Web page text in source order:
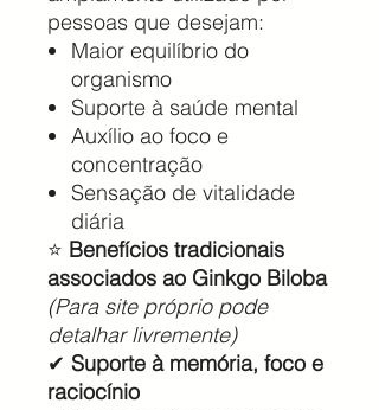
pessoas que desejam:
Maior equilíbrio do
organismo
Suporte à saúde mental
Auxílio ao foco e
concentração
Sensação de vitalidade
diária
⭐ Benefícios tradicionais
associados ao Ginkgo Biloba
(Para site próprio pode
detalhar livremente)
✔ Suporte à memória, foco e
raciocínio